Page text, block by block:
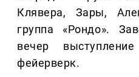
Клявера, Зары,
группа «Рондо».
вечер
фейерверк.